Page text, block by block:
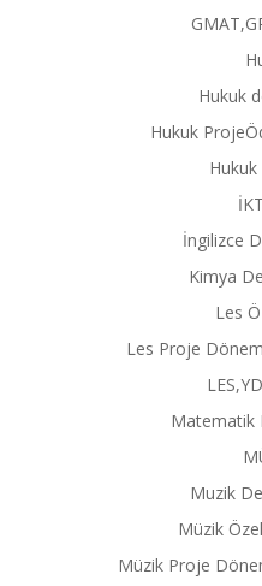
Hukuk
Hukuk
Hukuk
İngilizce
Kimya
Les
Les Proje
Matematik
Muzik
Müzik
Müzik Proje